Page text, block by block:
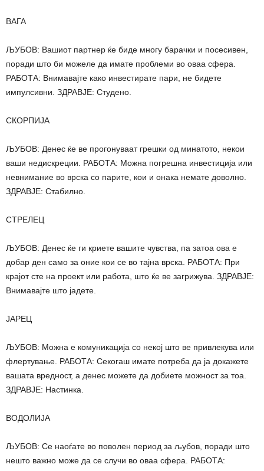
ВАГА
ЉУБОВ: Вашиот партнер ќе биде многу барачки и посесивен,
поради што би можеле да имате проблеми во оваа сфера.
РАБОТА: Внимавајте како инвестирате пари, не бидете
импулсивни. ЗДРАВЈЕ: Студено.
СКОРПИЈА
ЉУБОВ: Денес ќе ве прогонуваат грешки од минатото, некои
ваши недискреции. РАБОТА: Можна погрешна инвестиција или
невнимание во врска со парите, кои и онака немате доволно.
ЗДРАВЈЕ: Стабилно.
СТРЕЛЕЦ
ЉУБОВ: Денес ќе ги криете вашите чувства, па затоа ова е
добар ден само за оние кои се во тајна врска. РАБОТА: При
крајот сте на проект или работа, што ќе ве загрижува. ЗДРАВЈЕ:
Внимавајте што јадете.
ЈАРЕЦ
ЉУБОВ: Можна е комуникација со некој што ве привлекува или
флертување. РАБОТА: Секогаш имате потреба да ја докажете
вашата вредност, а денес можете да добиете можност за тоа.
ЗДРАВЈЕ: Настинка.
ВОДОЛИЈА
ЉУБОВ: Се наоѓате во поволен период за љубов, поради што
нешто важно може да се случи во оваа сфера. РАБОТА: